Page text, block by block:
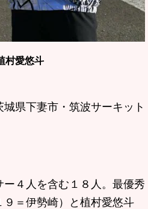
村愛悠斗
県下妻市・筑波サーキット
４人を含む１８人。最優秀
＝伊勢崎）と植村愛悠斗